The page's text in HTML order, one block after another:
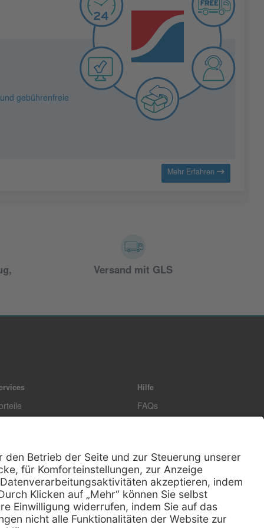
gebührenfreie
Mehr Erfahren
Versand mit GLS
Service
/ Downloads
Hilfe
FAQs
Lob & Kritik
Retoure anmelden
Rechtliches
Impressum